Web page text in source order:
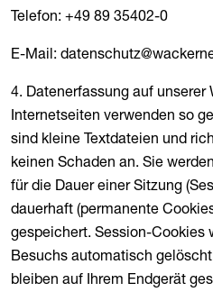
Telefon: +49 89 35402-0
E-Mail:
4. Datenerfassung auf
Internetseiten verwenden so
sind kleine Textdateien und
keinen Schaden an. Sie
für die Dauer einer Sitzung
dauerhaft (permanente
gespeichert. Session-Cookies
Besuchs automatisch
bleiben auf Ihrem Endgerät